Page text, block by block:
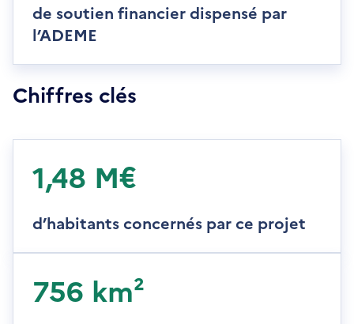
de soutien financier dispensé par
l’ADEME
Chiffres clés
1,48 M€
d’habitants concernés par ce projet
756 km²